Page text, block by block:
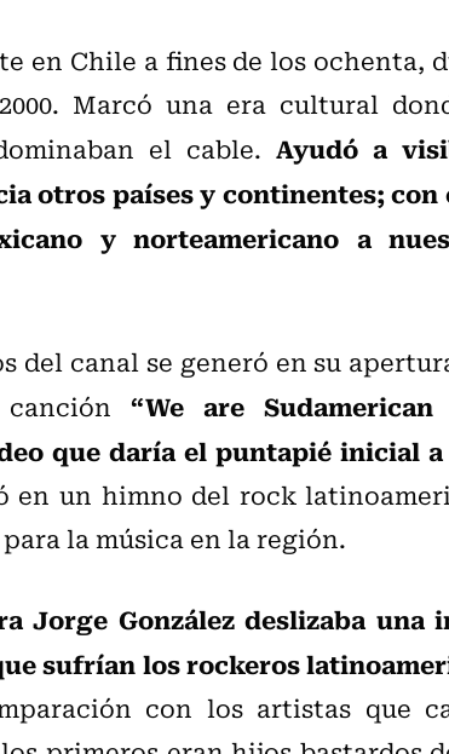
en Chile a fines de los ochenta,
Marcó una era cultural
el cable. Ayudó a
otros países y continentes; con
y norteamericano a
del canal se generó en su
“We are
que daría el puntapié inicial
en un himno del rock
la música en la región.
Jorge González deslizaba una
sufrían los rockeros
con los artistas que